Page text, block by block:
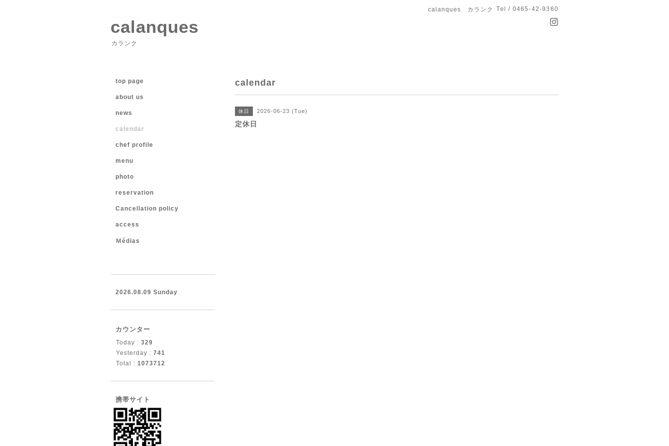
calanques カランク Tel / 0465-42-9360
calanques
カランク
calendar
休日 2026-06-23 (Tue)
定休日
top page
about us
news
calendar
chef profile
menu
photo
reservation
Cancellation policy
access
Ｍédias
2026.08.09 Sunday
カウンター
Today : 329
Yesterday : 741
Total : 1073712
携帯サイト